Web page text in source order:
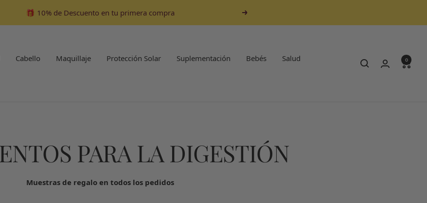
🎁 10% de Descuento en tu primera compra Siguiente
Cabello Maquillaje Protección Solar Suplementación Bebés
Salud
0
PARA LA DIGESTIÓN
Muestras de regalo en todos los pedidos